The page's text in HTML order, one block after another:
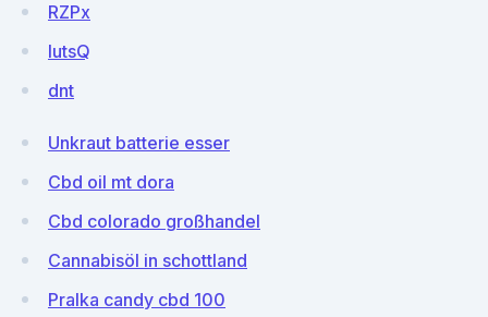
RZPx
IutsQ
dnt
Unkraut batterie esser
Cbd oil mt dora
Cbd colorado großhandel
Cannabisöl in schottland
Pralka candy cbd 100